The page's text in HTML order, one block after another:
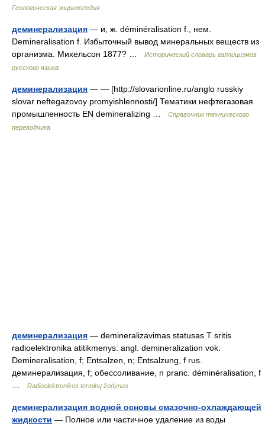
Геологическая энциклопедия
деминерализация — и, ж. déminéralisation f., нем.
Demineralisation f. Избыточный вывод минеральных веществ из
организма. Михельсон 1877? …
Исторический словарь галлицизмов
русского языка
деминерализация — — [http://slovarionline.ru/anglo russkiy
slovar neftegazovoy promyishlennosti/] Тематики нефтегазовая
промышленность EN demineralizing …
Справочник технического
переводчика
деминерализация — demineralizavimas statusas T sritis
radioelektronika atitikmenys: angl. demineralization vok.
Demineralisation, f; Entsalzen, n; Entsalzung, f rus.
деминерализация, f; обессоливание, n pranc. déminéralisation, f
Radioelektronikos terminų žodynas
деминерализация водной основы смазочно-охлаждающей
жидкости — Полное или частичное удаление из воды